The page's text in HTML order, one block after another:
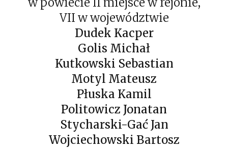
VII w województwie
Dudek Kacper
Golis Michał
Kutkowski Sebastian
Motyl Mateusz
Płuska Kamil
Politowicz Jonatan
Stycharski-Gać Jan
Wojciechowski Bartosz